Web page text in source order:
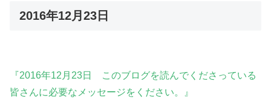
2016年12月23日
『2016年12月23日 このブログを読んでくださっている
皆さんに必要なメッセージをください。』